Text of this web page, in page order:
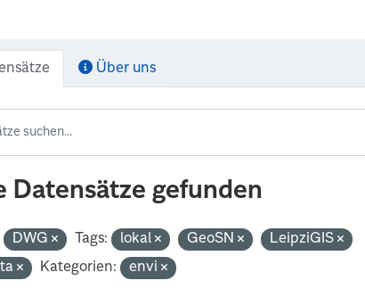
Über uns
Datensätze gefunden
DWG Tags: lokal GeoSN
LeipziGIS
Kategorien: envi